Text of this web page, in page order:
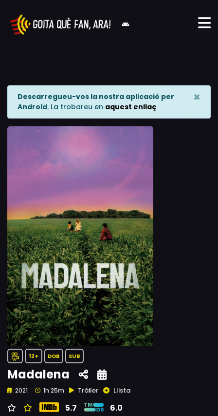
Descarregueu-vos la nostra aplicació per
Android. La trobareu en aquest enllaç
×
12+ DOB SUB
Madalena
2021 1h 25m Tràiler Llista
5.7 6.0